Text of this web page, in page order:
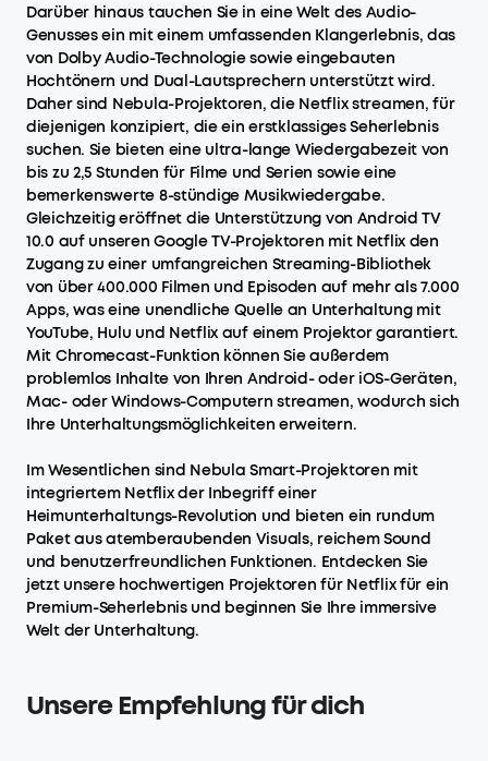
Darüber hinaus tauchen Sie in eine Welt des Audio-
Genusses ein mit einem umfassenden Klangerlebnis, das
von Dolby Audio-Technologie sowie eingebauten
Hochtönern und Dual-Lautsprechern unterstützt wird.
Daher sind Nebula-Projektoren, die Netflix streamen, für
diejenigen konzipiert, die ein erstklassiges Seherlebnis
suchen. Sie bieten eine ultra-lange Wiedergabezeit von
bis zu 2,5 Stunden für Filme und Serien sowie eine
bemerkenswerte 8-stündige Musikwiedergabe.
Gleichzeitig eröffnet die Unterstützung von Android TV
10.0 auf unseren Google TV-Projektoren mit Netflix den
Zugang zu einer umfangreichen Streaming-Bibliothek
von über 400.000 Filmen und Episoden auf mehr als 7.000
Apps, was eine unendliche Quelle an Unterhaltung mit
YouTube, Hulu und Netflix auf einem Projektor garantiert.
Mit Chromecast-Funktion können Sie außerdem
problemlos Inhalte von Ihren Android- oder iOS-Geräten,
Mac- oder Windows-Computern streamen, wodurch sich
Ihre Unterhaltungsmöglichkeiten erweitern.
Im Wesentlichen sind Nebula Smart-Projektoren mit
integriertem Netflix der Inbegriff einer
Heimunterhaltungs-Revolution und bieten ein rundum
Paket aus atemberaubenden Visuals, reichem Sound
und benutzerfreundlichen Funktionen. Entdecken Sie
jetzt unsere hochwertigen Projektoren für Netflix für ein
Premium-Seherlebnis und beginnen Sie Ihre immersive
Welt der Unterhaltung.
Unsere Empfehlung für dich